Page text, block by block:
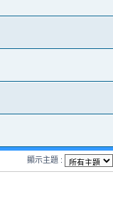
顯示主題 :